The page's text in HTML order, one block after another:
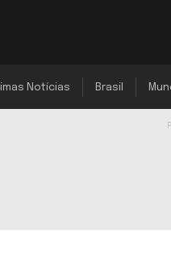
Notícias Brasil